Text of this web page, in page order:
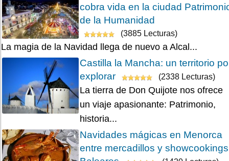
cobra vida en la ciudad
de la Humanidad
(3885 Lecturas)
La magia de la Navidad llega de nuevo a Alcal...
Castilla la Mancha: un territorio
explorar
(2338 Lecturas)
La tierra de Don Quijote nos ofrece
un viaje apasionante: Patrimonio,
historia...
Navidades mágicas en Menorca
entre mercadillos y